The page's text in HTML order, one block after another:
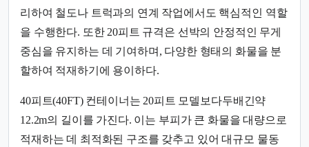
리하여 철도나 트럭과의 연계 작업에서도 핵심적인 역할
을 수행한다. 또한 20피트 규격은 선박의 안정적인 무게
중심을 유지하는 데 기여하며, 다양한 형태의 화물을 분
할하여 적재하기에 용이하다.
40피트(40FT) 컨테이너는 20피트 모델보다두배긴약
12.2m의 길이를 가진다. 이는 부피가 큰 화물을 대량으로
적재하는 데 최적화된 구조를 갖추고 있어 대규모 물동